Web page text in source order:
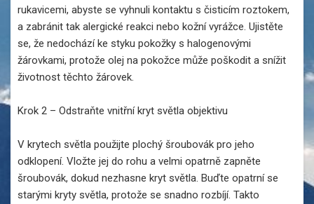
rukavicemi, abyste se vyhnuli kontaktu s čisticím roztokem,
a zabránit tak alergické reakci nebo kožní vyrážce. Ujistěte
se, že nedochází ke styku pokožky s halogenovými
žárovkami, protože olej na pokožce může poškodit a snížit
životnost těchto žárovek.
Krok 2 – Odstraňte vnitřní kryt světla objektivu
V krytech světla použijte plochý šroubovák pro jeho
odklopení. Vložte jej do rohu a velmi opatrně zapněte
šroubovák, dokud nezhasne kryt světla. Buďte opatrní se
starými kryty světla, protože se snadno rozbíjí. Takto